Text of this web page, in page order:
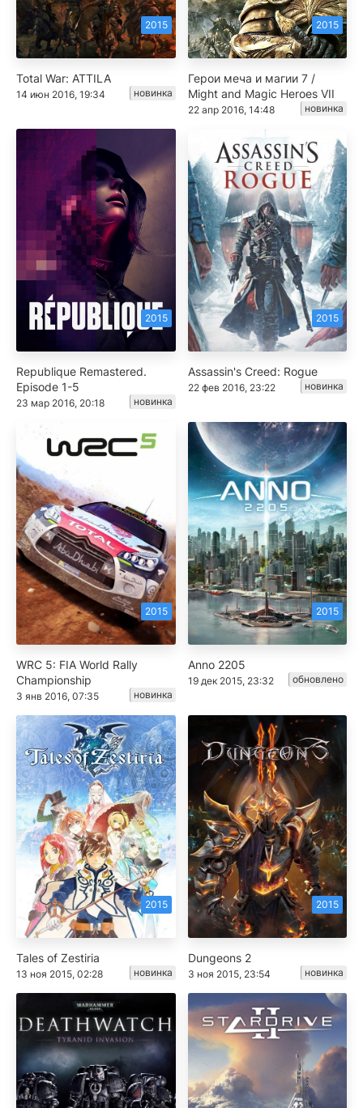
2015
Total War: ATTILA
14 июн 2016, 19:34 новинка
2015
Герои меча и магии 7 /
Might and Magic Heroes VII
22 апр 2016, 14:48 новинка
2015
Republique Remastered.
Episode 1-5
23 мар 2016, 20:18 новинка
2015
Assassin's Creed: Rogue
22 фев 2016, 23:22 новинка
2015
WRC 5: FIA World Rally
Championship
3 янв 2016, 07:35 новинка
2015
Anno 2205
19 дек 2015, 23:32 обновлено
2015
Tales of Zestiria
13 ноя 2015, 02:28 новинка
2015
Dungeons 2
3 ноя 2015, 23:54 новинка